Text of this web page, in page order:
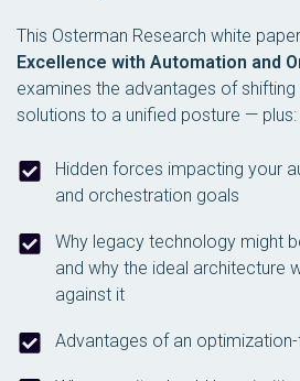
This Osterman Research white
Excellence with Automation and
examines the advantages of
solutions to a unified posture — plus:
Hidden forces impacting your
and orchestration goals
Why legacy technology might
and why the ideal architecture
against it
Advantages of an